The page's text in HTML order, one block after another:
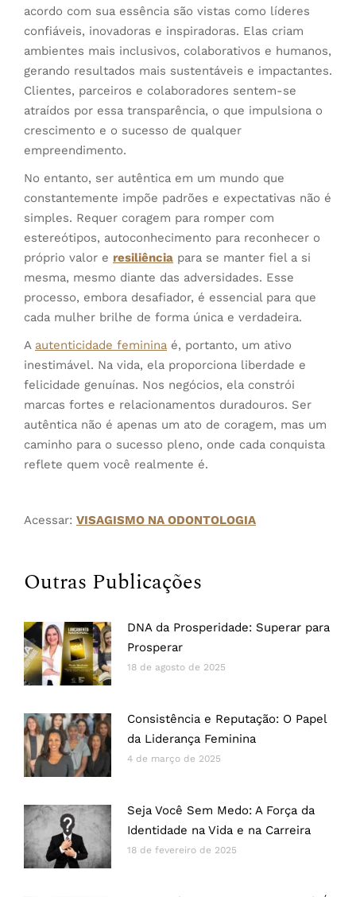
acordo com sua essência são vistas como líderes
confiáveis, inovadoras e inspiradoras. Elas criam
ambientes mais inclusivos, colaborativos e humanos,
gerando resultados mais sustentáveis e impactantes.
Clientes, parceiros e colaboradores sentem-se
atraídos por essa transparência, o que impulsiona o
crescimento e o sucesso de qualquer
empreendimento.
No entanto, ser autêntica em um mundo que
constantemente impõe padrões e expectativas não é
simples. Requer coragem para romper com
estereótipos, autoconhecimento para reconhecer o
próprio valor e resiliência para se manter fiel a si
mesma, mesmo diante das adversidades. Esse
processo, embora desafiador, é essencial para que
cada mulher brilhe de forma única e verdadeira.
A autenticidade feminina é, portanto, um ativo
inestimável. Na vida, ela proporciona liberdade e
felicidade genuínas. Nos negócios, ela constrói
marcas fortes e relacionamentos duradouros. Ser
autêntica não é apenas um ato de coragem, mas um
caminho para o sucesso pleno, onde cada conquista
reflete quem você realmente é.
Acessar: VISAGISMO NA ODONTOLOGIA
Outras Publicações
DNA da Prosperidade: Superar para
Prosperar
18 de agosto de 2025
Consistência e Reputação: O Papel
da Liderança Feminina
4 de março de 2025
Seja Você Sem Medo: A Força da
Identidade na Vida e na Carreira
18 de fevereiro de 2025